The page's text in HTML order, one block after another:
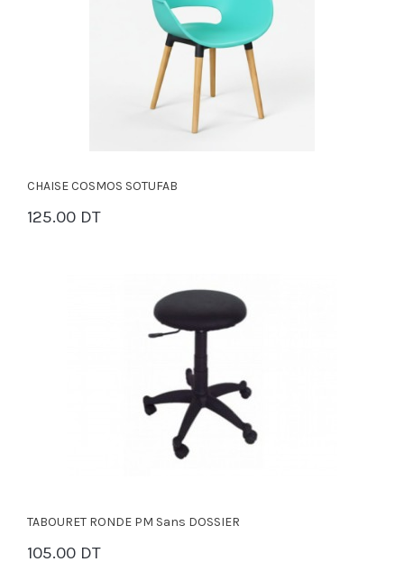
CHAISE COSMOS SOTUFAB
125.00 DT
PANIER
TABOURET RONDE PM Sans DOSSIER
105.00 DT
PANIER